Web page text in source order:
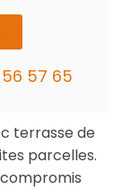
56 57 65
terrasse de
parcelles.